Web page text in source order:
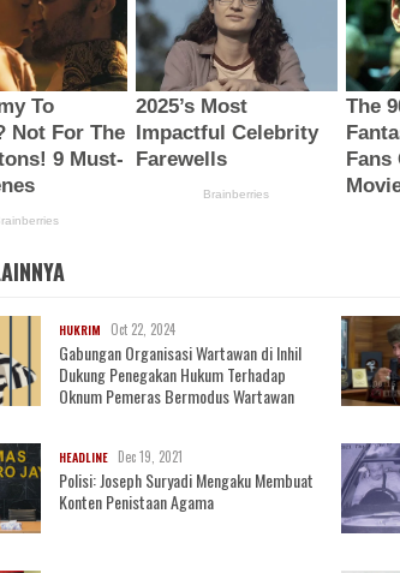
HUKRIM Oct 22, 2024
Gabungan Organisasi Wartawan di Inhil
Dukung Penegakan Hukum Terhadap
Oknum Pemeras Bermodus Wartawan
HEADLINE Dec 19, 2021
Polisi: Joseph Suryadi Mengaku Membuat
Konten Penistaan Agama